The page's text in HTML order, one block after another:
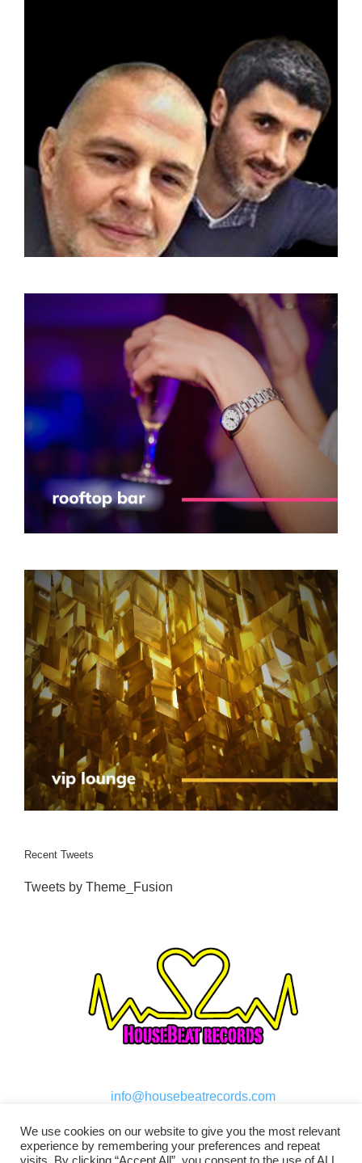
Recent Tweets
Tweets by Theme_Fusion
info@housebeatrecords.com
We use cookies on our website to give you the most relevant
experience by remembering your preferences and repeat